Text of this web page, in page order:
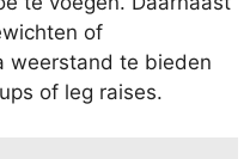
of
weerstand te bieden
of leg raises.